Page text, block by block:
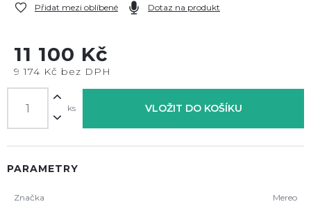
Přidat mezi oblíbené Dotaz na produkt
11 100 Kč
9 174 Kč bez DPH
ks VLOŽIT DO KOŠÍKU
PARAMETRY
Značka Mereo